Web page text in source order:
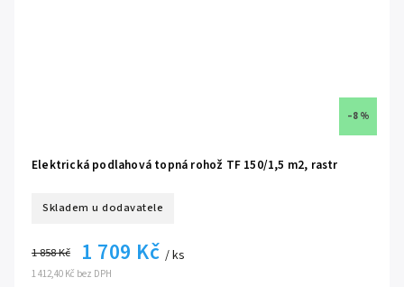
–8 %
Elektrická podlahová topná rohož TF 150/1,5 m2, rastr
Skladem u dodavatele
1 412,40 Kč bez DPH
1 858 Kč 1 709 Kč / ks